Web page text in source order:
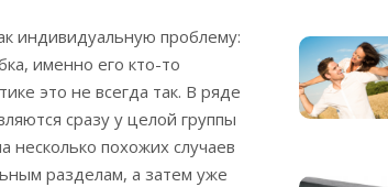
индивидуальную проблему:
именно его кто-то
это не всегда так. В ряде
сразу у целой группы
несколько похожих случаев
разделам, а затем уже